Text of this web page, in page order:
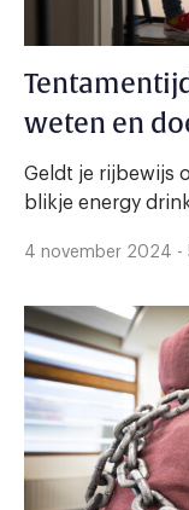
weten en
Geldt je rijbewijs
blikje energy
4 november 2024 -